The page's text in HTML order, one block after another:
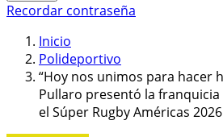
Recordar contraseña
Inicio
Polideportivo
“Hoy nos unimos para hacer
Pullaro presentó la
el Súper Rugby Américas 2026